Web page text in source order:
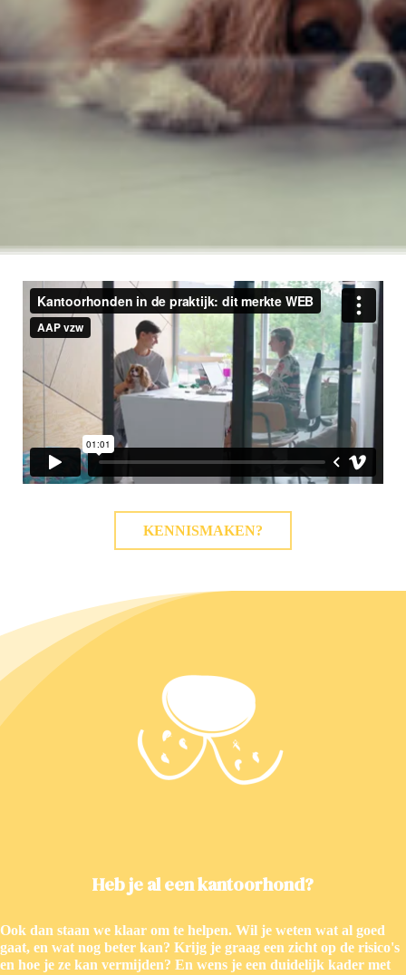
KENNISMAKEN?
Heb je al een kantoorhond?
Ook dan staan we klaar om te helpen. Wil je weten wat al goed
gaat, en wat nog beter kan? Krijg je graag een zicht op de risico's
en hoe je ze kan vermijden? En wens je een duidelijk kader met